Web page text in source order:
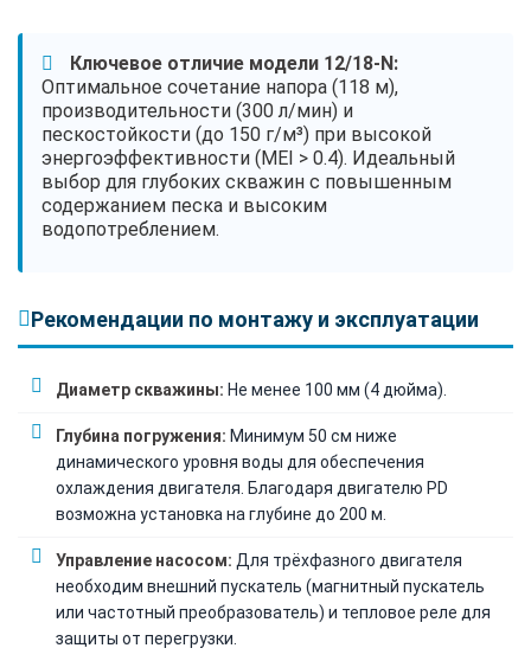
Ключевое отличие модели 12/18-N:
Оптимальное сочетание напора (118 м),
производительности (300 л/мин) и
пескостойкости (до 150 г/м³) при высокой
энергоэффективности (MEI > 0.4). Идеальный
выбор для глубоких скважин с повышенным
содержанием песка и высоким
водопотреблением.
Рекомендации по монтажу и эксплуатации
Диаметр скважины: Не менее 100 мм (4 дюйма).
Глубина погружения: Минимум 50 см ниже
динамического уровня воды для обеспечения
охлаждения двигателя. Благодаря двигателю PD
возможна установка на глубине до 200 м.
Управление насосом: Для трёхфазного двигателя
необходим внешний пускатель (магнитный пускатель
или частотный преобразователь) и тепловое реле для
защиты от перегрузки.